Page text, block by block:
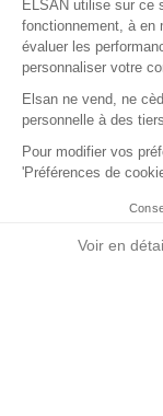
ELSAN utilise sur ce
fonctionnement, à en
évaluer les
personnaliser votre
Elsan ne vend, ne
personnelle à des tiers.
Pour modifier vos
'Préférences de
Voir en
Devenir
© Copyright 2026 Elsan
Mentions Légales-
Agence digitale : VOID